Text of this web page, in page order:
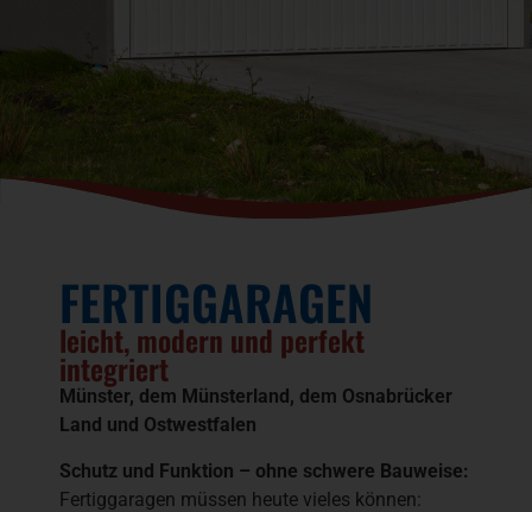
FERTIGGARAGEN
leicht, modern und perfekt
integriert
Münster, dem Münsterland, dem Osnabrücker
Land und Ostwestfalen
Schutz und Funktion – ohne schwere Bauweise:
Fertiggaragen müssen heute vieles können: